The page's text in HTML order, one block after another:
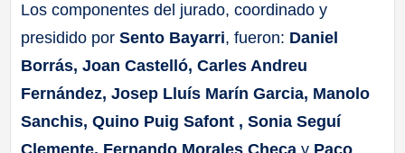
Los componentes del jurado, coordinado y
presidido porSento Bayarri, fueron: Daniel
Borrás, Joan Castelló, Carles Andreu
Fernández, Josep Lluís Marín Garcia, Manolo
Sanchis, Quino Puig Safont , Sonia Seguí